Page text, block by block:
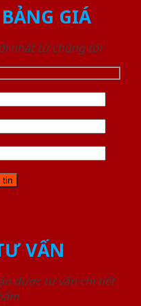
GIÁ
nhất từ chúng tôi
VẤN
được tư vấn chi tiết